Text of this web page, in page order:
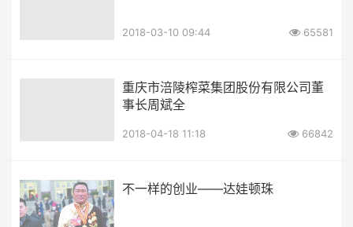
2018-03-10 09:44 65581
重庆市涪陵榨菜集团股份有限公司董
事长周斌全
2018-04-18 11:18 66842
不一样的创业——达娃顿珠